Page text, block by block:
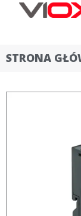
Przejdź
STRONA